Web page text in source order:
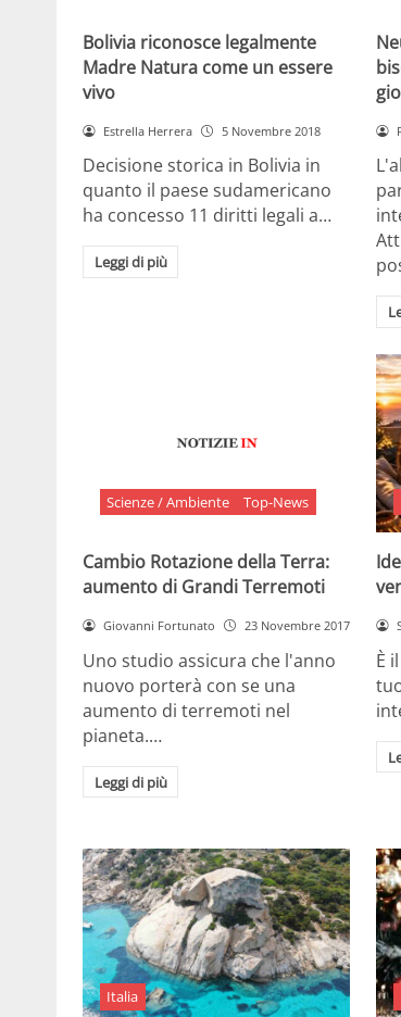
Bolivia riconosce legalmente
Madre Natura come un essere
vivo
Estrella Herrera 5 Novembre 2018
Decisione storica in Bolivia in
quanto il paese sudamericano
ha concesso 11 diritti legali a…
Leggi di più
Scienze / Ambiente Top-News
Cambio Rotazione della Terra:
aumento di Grandi Terremoti
Giovanni Fortunato 23 Novembre 2017
Uno studio assicura che l'anno
nuovo porterà con se una
aumento di terremoti nel
pianeta.…
Leggi di più
È
Italia